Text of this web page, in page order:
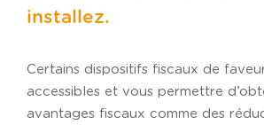
installez.
Certains dispositifs fiscaux de
accessibles et vous permettre
avantages fiscaux comme des